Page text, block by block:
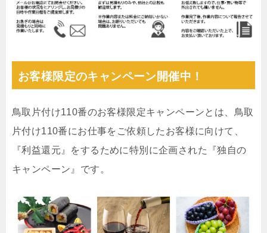
お客様限定のキャンペーン開催中！
鳥取片付け110番のお客様限定キャンペーンとは、鳥取
片付け110番にお仕事をご依頼したお客様に向けて、
『利益還元』をするために特別に企画された『独自の
キャンペーン』です。